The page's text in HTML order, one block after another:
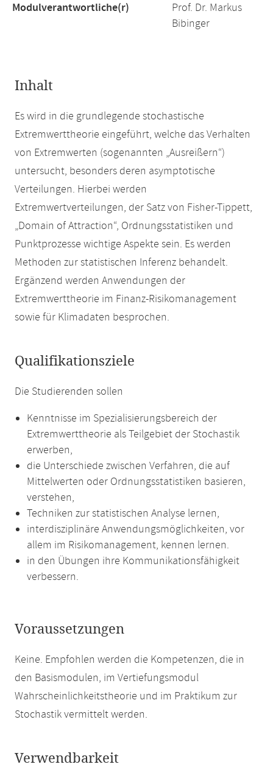
Modulverantwortliche(r)
Prof. Dr. Markus
Bibinger
Inhalt
Es wird in die grundlegende stochastische
Extremwerttheorie eingeführt, welche das Verhalten
von Extremwerten (sogenannten „Ausreißern“)
untersucht, besonders deren asymptotische
Verteilungen. Hierbei werden
Extremwertverteilungen, der Satz von Fisher-Tippett,
„Domain of Attraction“, Ordnungsstatistiken und
Punktprozesse wichtige Aspekte sein. Es werden
Methoden zur statistischen Inferenz behandelt.
Ergänzend werden Anwendungen der
Extremwerttheorie im Finanz-Risikomanagement
sowie für Klimadaten besprochen.
Qualifikationsziele
Die Studierenden sollen
Kenntnisse im Spezialisierungsbereich der
Extremwerttheorie als Teilgebiet der Stochastik
erwerben,
die Unterschiede zwischen Verfahren, die auf
Mittelwerten oder Ordnungsstatistiken basieren,
verstehen,
Techniken zur statistischen Analyse lernen,
interdisziplinäre Anwendungsmöglichkeiten, vor
allem im Risikomanagement, kennen lernen.
in den Übungen ihre Kommunikationsfähigkeit
verbessern.
Voraussetzungen
Keine. Empfohlen werden die Kompetenzen, die in
den Basismodulen, im Vertiefungsmodul
Wahrscheinlichkeitstheorie und im Praktikum zur
Stochastik vermittelt werden.
Verwendbarkeit